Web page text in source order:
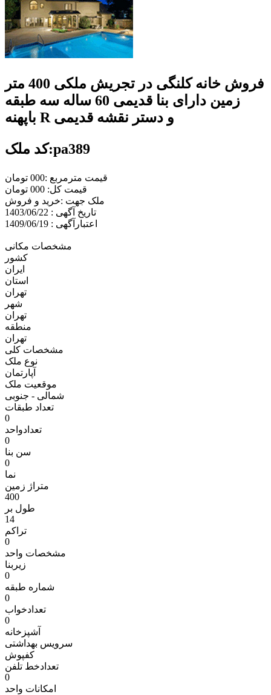
فروش خانه کلنگی در تجریش ملکی 400 متر
زمین دارای بنا قدیمی 60 ساله سه طبقه
باپهنه R و دستر نقشه قدیمی
کد ملک:pa389
قیمت مترمربع :000 تومان
قیمت کل: 000 تومان
ملک جهت :خريد و فروش
تاریخ آگهی : 1403/06/22
اعتبارآگهی : 1409/06/19
مشخصات مکانی
کشور
ایران
استان
تهران
شهر
تهران
منطقه
تهران
مشخصات کلی
نوع ملک
آپارتمان
موقعیت ملک
شمالی - جنوبی
تعداد طبقات
0
تعدادواحد
0
سن بنا
0
نما
متراژ زمين
400
طول بر
14
تراکم
0
مشخصات واحد
زیربنا
0
شماره طبقه
0
تعدادخواب
0
آشپزخانه
سرویس بهداشتی
کفپوش
تعدادخط تلفن
0
امکانات واحد